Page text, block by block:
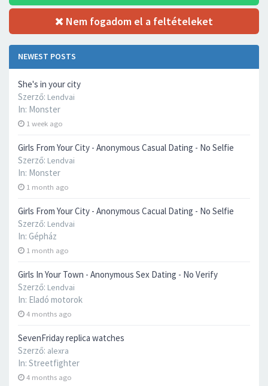
NEWEST POSTS
She's in your city
Szerző: Lendvai
In: Monster
1 week ago
Girls From Your City - Anonymous Casual Dating - No Selfie
Szerző: Lendvai
In: Monster
1 month ago
Girls From Your City - Anonymous Cacual Dating - No Selfie
Szerző: Lendvai
In: Gépház
1 month ago
Girls In Your Town - Anonymous Sex Dating - No Verify
Szerző: Lendvai
In: Eladó motorok
4 months ago
SevenFriday replica watches
Szerző: alexra
In: Streetfighter
4 months ago
Nem fogadom el a feltételeket